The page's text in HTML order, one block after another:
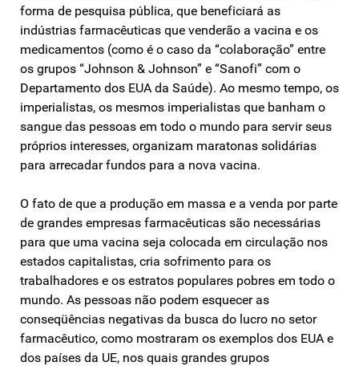
forma de pesquisa pública, que beneficiará as
indústrias farmacêuticas que venderão a vacina e os
medicamentos (como é o caso da “colaboração” entre
os grupos “Johnson & Johnson” e “Sanofi” com o
Departamento dos EUA da Saúde). Ao mesmo tempo, os
imperialistas, os mesmos imperialistas que banham o
sangue das pessoas em todo o mundo para servir seus
próprios interesses, organizam maratonas solidárias
para arrecadar fundos para a nova vacina.
O fato de que a produção em massa e a venda por parte
de grandes empresas farmacêuticas são necessárias
para que uma vacina seja colocada em circulação nos
estados capitalistas, cria sofrimento para os
trabalhadores e os estratos populares pobres em todo o
mundo. As pessoas não podem esquecer as
conseqüências negativas da busca do lucro no setor
farmacêutico, como mostraram os exemplos dos EUA e
dos países da UE, nos quais grandes grupos